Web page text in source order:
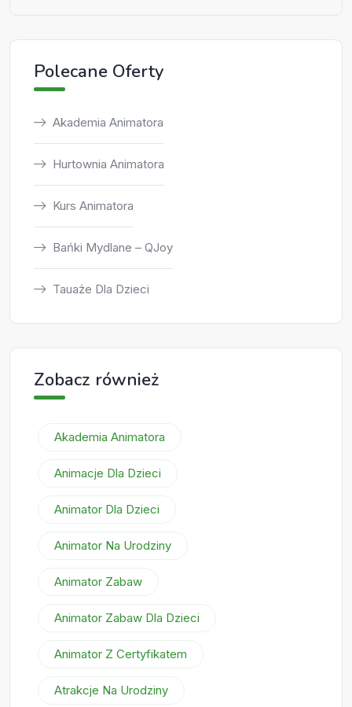
Polecane Oferty
Akademia Animatora
Hurtownia Animatora
Kurs Animatora
Bańki Mydlane – QJoy
Tauaże Dla Dzieci
Zobacz również
Akademia Animatora
Animacje Dla Dzieci
Animator Dla Dzieci
Animator Na Urodziny
Animator Zabaw
Animator Zabaw Dla Dzieci
Animator Z Certyfikatem
Atrakcje Na Urodziny